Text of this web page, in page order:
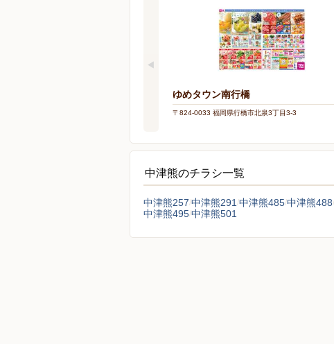
ゆめタウン南行橋
〒824-0033 福岡県行橋市北泉3丁目3-3
中津熊のチラシ一覧
中津熊257 中津熊291 中津熊485中津熊488
中津熊495中津熊501